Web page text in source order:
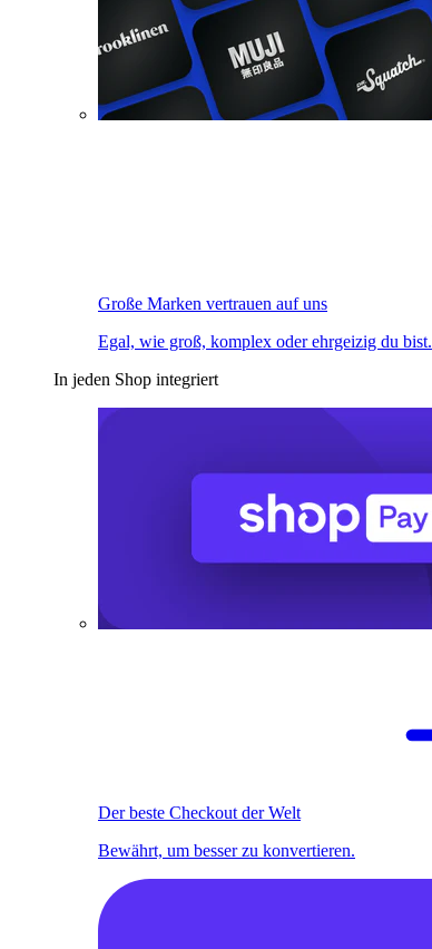
Große Marken vertrauen auf uns
Egal, wie groß, komplex oder ehrgeizig du bist.
In jeden Shop integriert
Der beste Checkout der Welt
Bewährt, um besser zu konvertieren.